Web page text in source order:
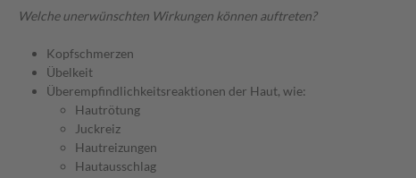
Welche unerwünschten Wirkungen können auftreten?
Kopfschmerzen
Übelkeit
Überempfindlichkeitsreaktionen der Haut, wie:
Hautrötung
Juckreiz
Hautreizungen
Hautausschlag